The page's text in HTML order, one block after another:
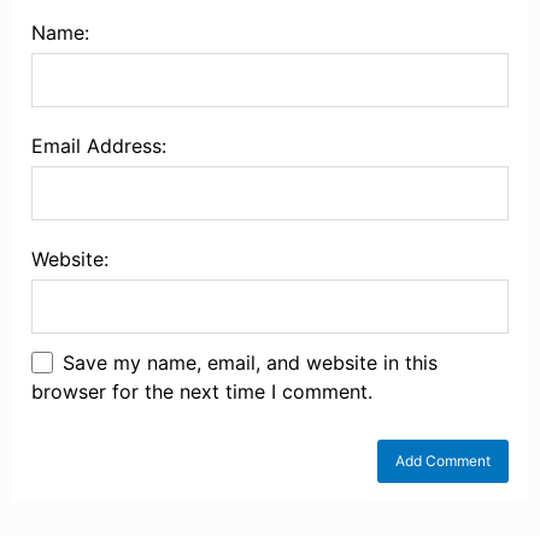
Name:
Email Address:
Website:
Save my name, email, and website in this
browser for the next time I comment.